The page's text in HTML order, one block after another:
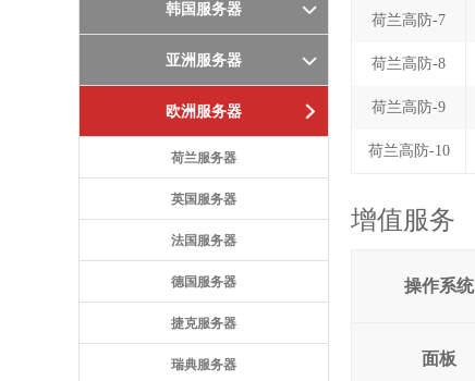
韩国服务器
亚洲服务器
欧洲服务器
荷兰服务器
英国服务器
法国服务器
德国服务器
捷克服务器
瑞典服务器
荷兰高防-7
荷兰高防-8
荷兰高防-9
荷兰高防-10
增值服务
操作系统
面板